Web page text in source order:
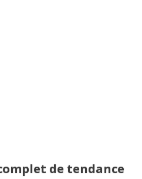
de tendance